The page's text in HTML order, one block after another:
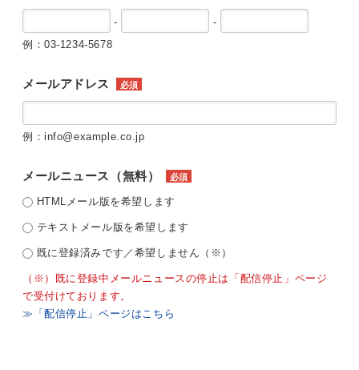
-
-
例：03-1234-5678
メールアドレス 必須
例：info@example.co.jp
メールニュース（無料） 必須
HTMLメール版を希望します
テキストメール版を希望します
既に登録済みです／希望しません（※）
（※）既に登録中メールニュースの停止は「配信停止」ページ
で受付けております。
≫「配信停止」ページはこちら